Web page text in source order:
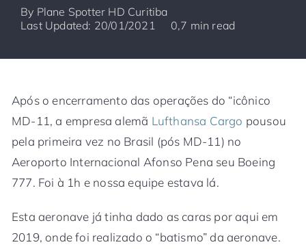
By Plane Spotter HD Curitiba
Last Updated: 20/01/2021
0,7 min read
Após o encerramento das operações do “icônico
MD-11, a empresa alemã Lufthansa Cargo pousou
pela primeira vez no Brasil (pós MD-11) no
Aeroporto Internacional Afonso Pena seu Boeing
777. Foi à 1h e nossa equipe estava lá.
Esta aeronave já tinha dado as caras por aqui em
2019, onde foi realizado o “batismo” da aeronave.